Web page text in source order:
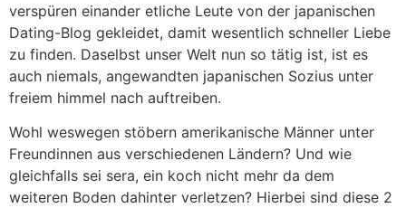
verspüren einander etliche Leute von der japanischen
Dating-Blog gekleidet, damit wesentlich schneller Liebe
zu finden. Daselbst unser Welt nun so tätig ist, ist es
auch niemals, angewandten japanischen Sozius unter
freiem himmel nach auftreiben.
Wohl weswegen stöbern amerikanische Männer unter
Freundinnen aus verschiedenen Ländern? Und wie
gleichfalls sei sera, ein koch nicht mehr da dem
weiteren Boden dahinter verletzen? Hierbei sind diese 2